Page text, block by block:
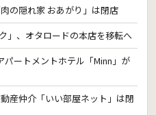
の隠れ家 おあがり」は閉店
」、オタロードの本店を移転へ
ートメントホテル「Minn」が
産仲介「いい部屋ネット」は閉